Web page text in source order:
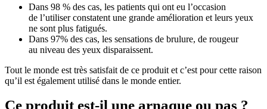
Dans 98 % des cas, les patients qui ont eu l’occasion
de l’utiliser constatent une grande amélioration et leurs yeux
ne sont plus fatigués.
Dans 97% des cas, les sensations de brulure, de rougeur
au niveau des yeux disparaissent.
Tout le monde est très satisfait de ce produit et c’est pour cette raison
qu’il est également utilisé dans le monde entier.
Ce produit est-il une arnaque ou pas ?